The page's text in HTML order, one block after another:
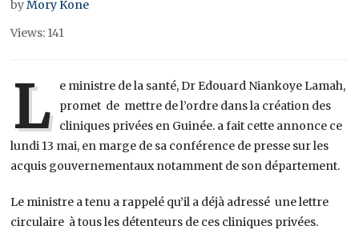
byMory Kone
Views: 141
L e ministre de la santé, Dr Edouard Niankoye Lamah,
promet de mettre de l’ordre dans la création des
cliniques privées en Guinée. a fait cette annonce ce
lundi 13 mai, en marge de sa conférence de presse sur les
acquis gouvernementaux notamment de son département.
Le ministre a tenu a rappelé qu’il a déjà adressé une lettre
circulaire à tous les détenteurs de ces cliniques privées.